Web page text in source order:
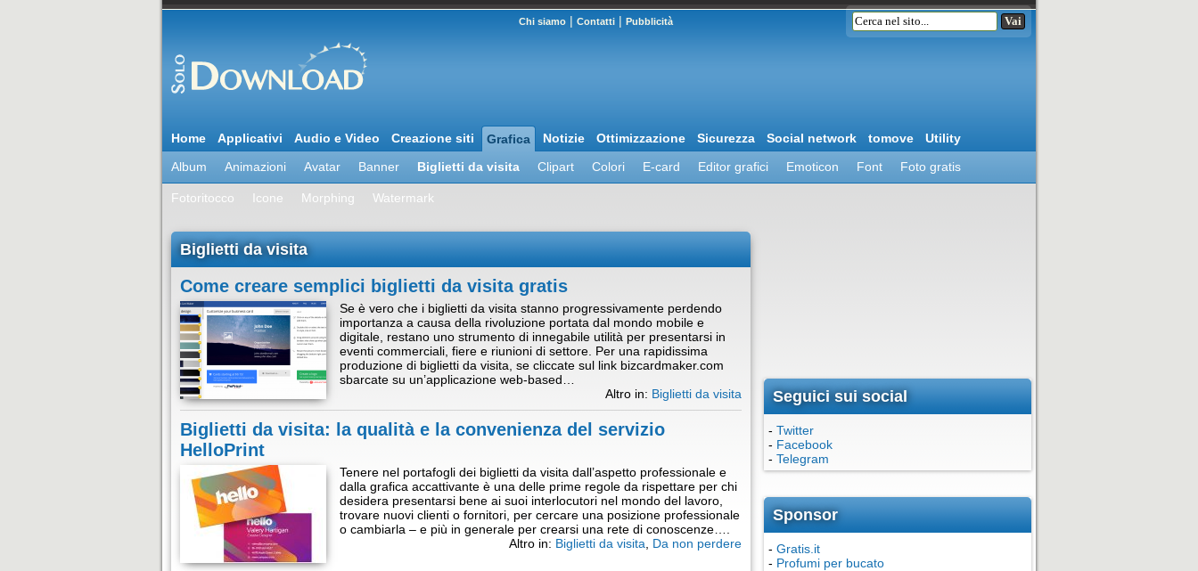
Chi siamo | Contatti | Pubblicità
Home Applicativi Audio e Video Creazione siti Grafica Notizie Ottimizzazione Sicurezza Social network tomove
Utility
Album
Animazioni Avatar Banner Biglietti da visita Clipart Colori E-card Editor grafici Emoticon Font Foto gratis
Fotoritocco Icone Morphing Watermark
Biglietti da visita
Come creare semplici biglietti da visita gratis
Se è vero che i biglietti da visita stanno progressivamente perdendo
importanza a causa della rivoluzione portata dal mondo mobile e
digitale, restano uno strumento di innegabile utilità per presentarsi in
eventi commerciali, fiere e riunioni di settore. Per una rapidissima
produzione di biglietti da visita, se cliccate sul link bizcardmaker.com
sbarcate su un’applicazione web-based…
Altro in: Biglietti da visita
Biglietti da visita: la qualità e la convenienza del servizio
HelloPrint
Tenere nel portafogli dei biglietti da visita dall’aspetto professionale e
dalla grafica accattivante è una delle prime regole da rispettare per chi
desidera presentarsi bene ai suoi interlocutori nel mondo del lavoro,
trovare nuovi clienti o fornitori, per cercare una posizione professionale
o cambiarla – e più in generale per crearsi una rete di conoscenze….
Altro in: Biglietti da visita Da non perdere
Seguici sui social
- Twitter
- Facebook
- Telegram
Sponsor
- Gratis.it
- Profumi per bucato